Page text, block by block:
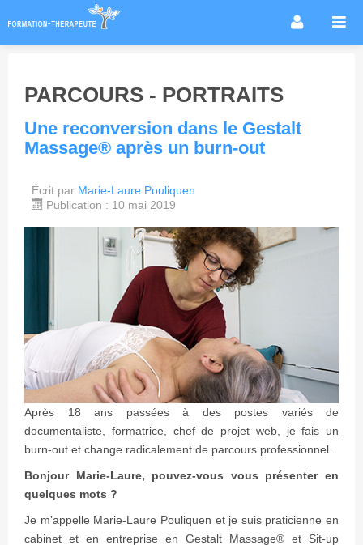
Thérapies / méthodes
Écoles
Forum
PARCOURS - PORTRAITS
Une reconversion dans le Gestalt
Massage® après un burn-out
Écrit par Marie-Laure Pouliquen
Publication : 10 mai 2019
Après 18 ans passées à des postes variés de
documentaliste, formatrice, chef de projet web, je fais un
burn-out et change radicalement de parcours professionnel.
Bonjour Marie-Laure, pouvez-vous vous présenter en
quelques mots ?
Je m’appelle Marie-Laure Pouliquen et je suis praticienne en
cabinet et en entreprise en Gestalt Massage® et Sit-up